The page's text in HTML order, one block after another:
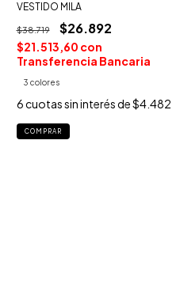
VESTIDO MILA
$38.719 $26.892
$21.513,60 con
Transferencia Bancaria
3 colores
6cuotas sin interés de$4.482
COMPRAR